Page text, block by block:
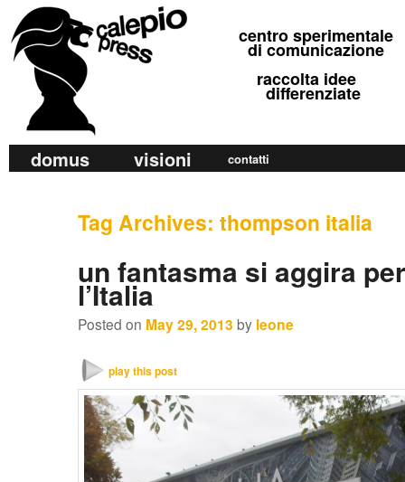
calepio press
©
centro sperimentale
di comunicazione
raccolta idee
differenziate
a
Skip
Skip
secondary
domus visioni contatti
Tag Archives: thompson italia
un fantasma si aggira
l’Italia
Posted on May 29, 2013 by leone
play this post